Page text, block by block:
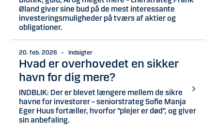
Øland giver sine bud på de mest interessante
investeringsmuligheder på tværs af aktier og
obligationer.
20. feb. 2026 - Indsigter
Hvad er overhovedet en sikker
havn for dig mere?
INDBLIK: Der er blevet længere mellem de sikre
havne for investorer – seniorstrateg Sofie Manja
Eger Huus fortæller, hvorfor ”plejer er død”, og giver
sin anbefaling.